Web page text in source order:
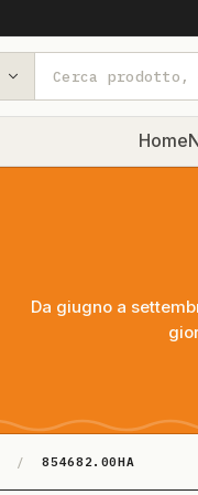
Home
Da giugno a
/ 854682.00HA